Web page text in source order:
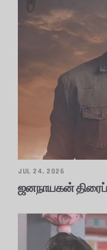
JUL 24, 2026
ஜனநாயகன்